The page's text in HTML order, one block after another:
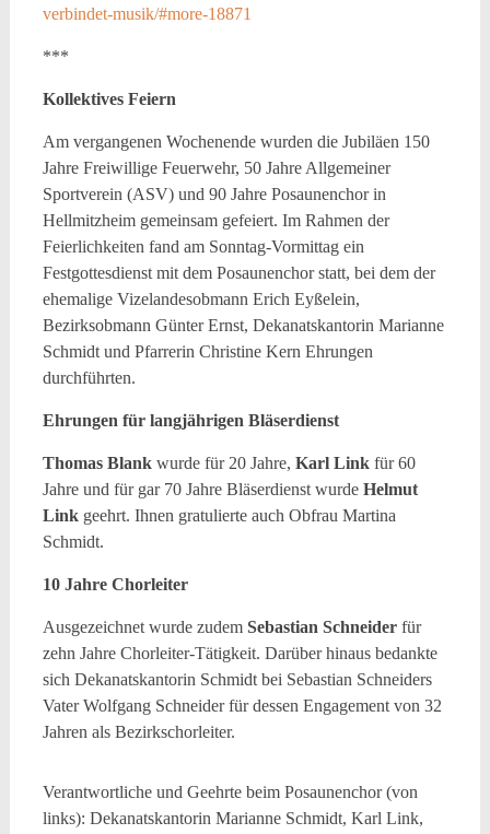
verbindet-musik/#more-18871
***
Kollektives Feiern
Am vergangenen Wochenende wurden die Jubiläen 150
Jahre Freiwillige Feuerwehr, 50 Jahre Allgemeiner
Sportverein (ASV) und 90 Jahre Posaunenchor in
Hellmitzheim gemeinsam gefeiert. Im Rahmen der
Feierlichkeiten fand am Sonntag-Vormittag ein
Festgottesdienst mit dem Posaunenchor statt, bei dem der
ehemalige Vizelandesobmann Erich Eyßelein,
Bezirksobmann Günter Ernst, Dekanatskantorin Marianne
Schmidt und Pfarrerin Christine Kern Ehrungen
durchführten.
Ehrungen für langjährigen Bläserdienst
Thomas Blankwurde für 20 Jahre, Karl Linkfür 60
Jahre und für gar 70 Jahre Bläserdienst wurde Helmut
Linkgeehrt. Ihnen gratulierte auch Obfrau Martina
Schmidt.
10 Jahre Chorleiter
Ausgezeichnet wurde zudem Sebastian Schneiderfür
zehn Jahre Chorleiter-Tätigkeit. Darüber hinaus bedankte
sich Dekanatskantorin Schmidt bei Sebastian Schneiders
Vater Wolfgang Schneider für dessen Engagement von 32
Jahren als Bezirkschorleiter.
Verantwortliche und Geehrte beim Posaunenchor (von
links): Dekanatskantorin Marianne Schmidt, Karl Link,